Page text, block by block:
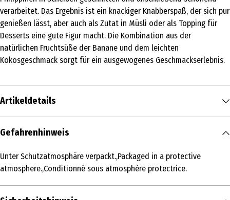
verarbeitet. Das Ergebnis ist ein knackiger Knabberspaß, der sich pur
genießen lässt, aber auch als Zutat in Müsli oder als Topping für
Desserts eine gute Figur macht. Die Kombination aus der
natürlichen Fruchtsüße der Banane und dem leichten
Kokosgeschmack sorgt für ein ausgewogenes Geschmackserlebnis.
Artikeldetails
Inhalt
Produkttyp
Zutaten
Gefahrenhinweis
Unter Schutzatmosphäre verpackt.,Packaged in a protective
atmosphere.,Conditionné sous atmosphère protectrice.